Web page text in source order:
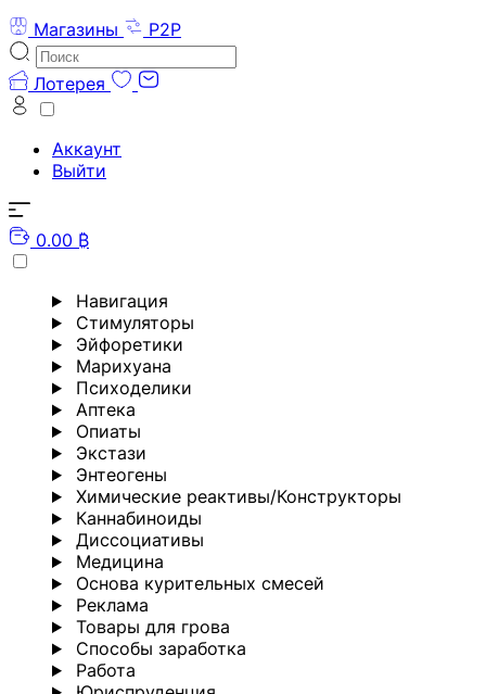
Магазины
P2P
Лотерея
Аккаунт
Выйти
0.00 ₿
Навигация
Стимуляторы
Эйфоретики
Марихуана
Психоделики
Аптека
Опиаты
Экстази
Энтеогены
Химические реактивы/Конструкторы
Каннабиноиды
Диссоциативы
Медицина
Основа курительных смесей
Реклама
Товары для грова
Способы заработка
Работа